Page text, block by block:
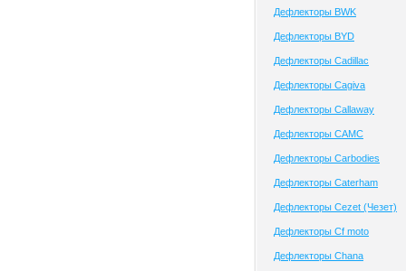
Дефлекторы BWK
Дефлекторы BYD
Дефлекторы Cadillac
Дефлекторы Cagiva
Дефлекторы Callaway
Дефлекторы CAMC
Дефлекторы Carbodies
Дефлекторы Caterham
Дефлекторы Cezet (Чезет)
Дефлекторы Cf moto
Дефлекторы Chana